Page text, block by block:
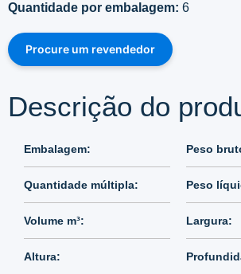
Quantidade por embalagem: 6
Procure um revendedor
Descrição do
Embalagem:
Quantidade múltipla:
Volume m³:
Altura:
Peso
Peso
Largura: